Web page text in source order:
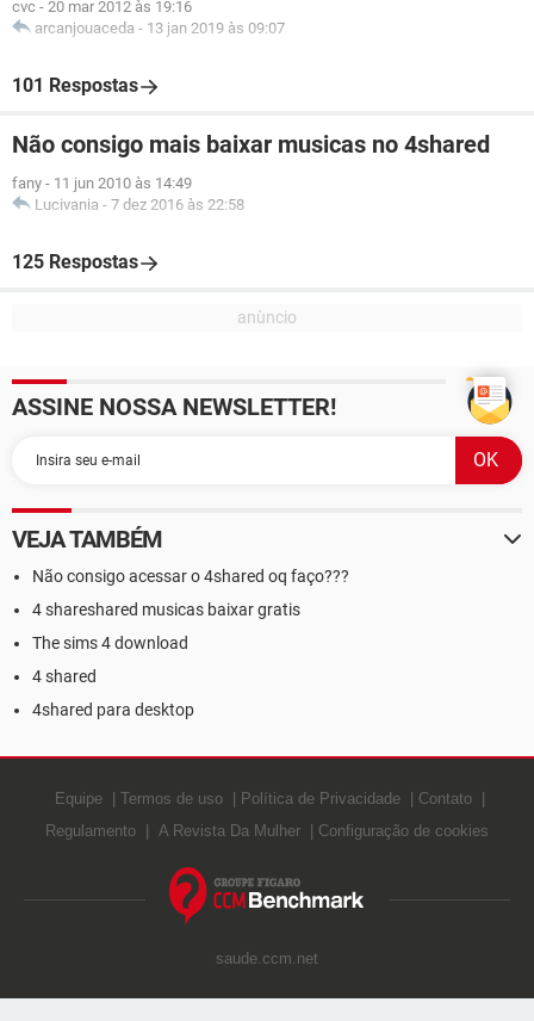
cvc - 20 mar 2012 às 19:16
arcanjouaceda - 13 jan 2019 às 09:07
101 Respostas
Não consigo mais baixar musicas no 4shared
fany - 11 jun 2010 às 14:49
Lucivania - 7 dez 2016 às 22:58
125 Respostas
ASSINE NOSSA NEWSLETTER!
VEJA TAMBÉM
Não consigo acessar o 4shared oq faço???
4 shareshared musicas baixar gratis
The sims 4 download
4 shared
4shared para desktop
Equipe Termos de uso Política de Privacidade
Contato
Regulamento
A Revista Da Mulher Configuração de cookies
saude.ccm.net